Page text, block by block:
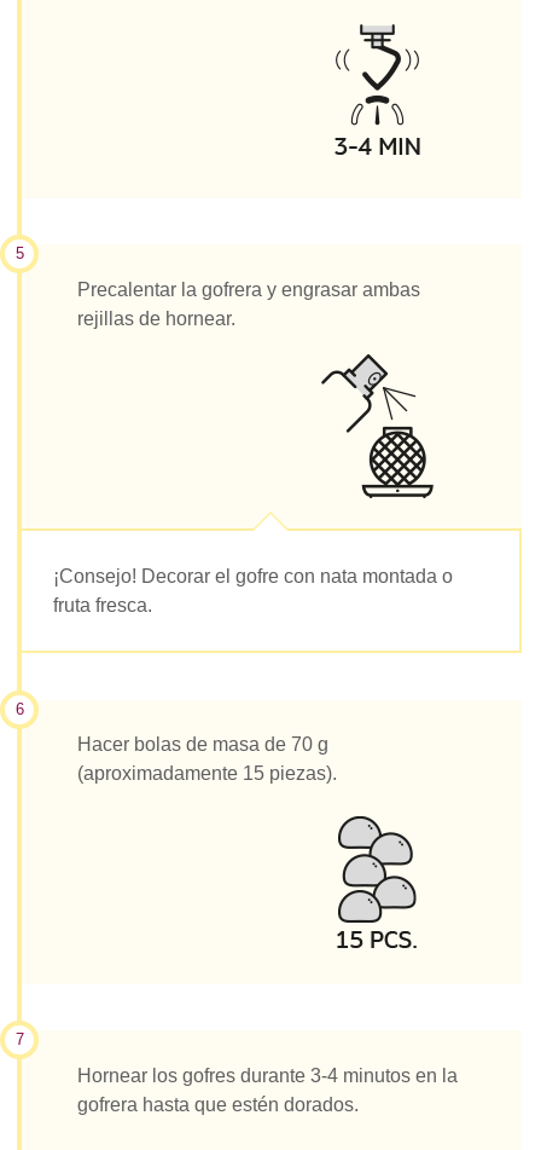
5
Precalentar la gofrera y engrasar ambas
rejillas de hornear.
¡Consejo! Decorar el gofre con nata montada o
fruta fresca.
6
Hacer bolas de masa de 70 g
(aproximadamente 15 piezas).
7
Hornear los gofres durante 3-4 minutos en la
gofrera hasta que estén dorados.